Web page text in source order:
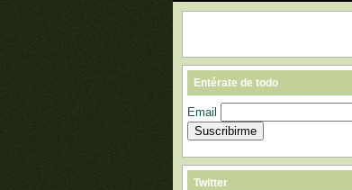
Entérate de todo
Email
Twitter